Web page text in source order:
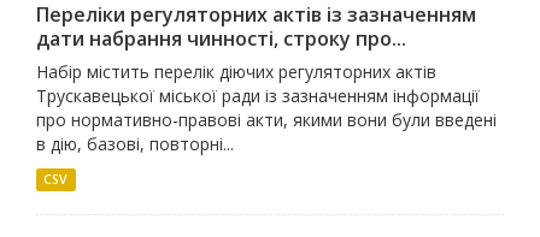
Переліки регуляторних актів із зазначенням
дати набрання чинності, строку про...
Набір містить перелік діючих регуляторних актів
Трускавецької міської ради із зазначенням інформації
про нормативно-правові акти, якими вони були введені
в дію, базові, повторні...
CSV